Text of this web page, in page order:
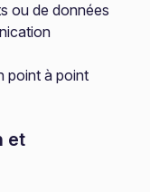
ou de données
point à point
et